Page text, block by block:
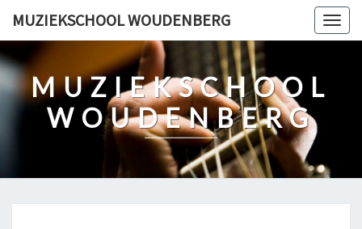
de
content
MUZIEKSCHOOL WOUDENBERG
MUZIEKSCHOOL
WOUDENBERG